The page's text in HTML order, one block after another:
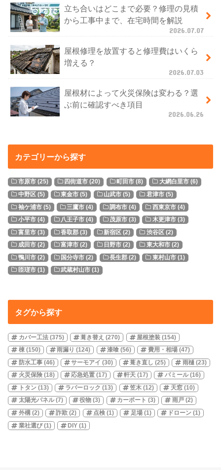
立ち合いはどこまで必要？修理の見積
から工事中まで、在宅時間を解説
2026.07.07
屋根修理を放置すると修理費はいくら
増える？
2026.07.03
屋根材によって火災保険は変わる？選
ぶ前に確認すべき項目
2026.06.26
カテゴリーから探す
市原市(25) 四街道市 (20) 町田市 (8) 大網白里市(6)
中野区(5) 東金市 (5) 山武市 (5) 君津市(5)
袖ケ浦市(5) 三鷹市 (4) 調布市 (4) 西東京市(4)
小平市(4) 八王子市 (4) 茂原市 (3) 木更津市(3)
富里市(3) 香取郡 (3) 新宿区 (2) 渋谷区(2)
成田市(2) 富津市 (2) 日野市 (2) 東大和市(2)
鴨川市(2) 国分寺市 (2) 長生郡 (2) 東村山市(1)
匝瑳市(1) 武蔵村山市 (1)
タグから探す
カバー工法(375) 葺き替え (270) 屋根塗装 (154)
棟(150) 雨漏り (124) 漆喰 (56) 費用・相場(47)
防水工事(46) サーモアイ (30) 葺き直し (25) 雨樋(23)
火災保険(18) 応急処置 (17) 軒天 (17) パミール(16)
トタン(13) ラバーロック (13) 笠木 (12) 天窓(10)
太陽光パネル(7) 役物 (3) カーポート (3) 雨戸(2)
外構(2) 詐欺 (2) 点検 (1) 足場(1) ドローン (1)
業社選び(1) DIY (1)